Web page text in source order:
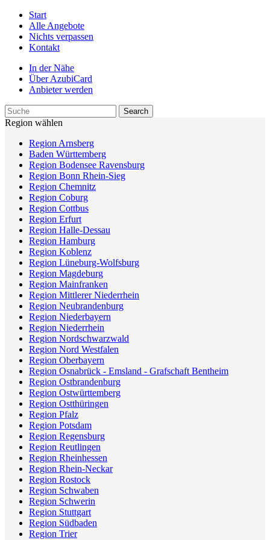
Start
Alle Angebote
Nichts verpassen
Kontakt
In der Nähe
Über AzubiCard
Anbieter werden
Region wählen
Region Arnsberg
Baden Württemberg
Region Bodensee Ravensburg
Region Bonn Rhein-Sieg
Region Chemnitz
Region Coburg
Region Cottbus
Region Erfurt
Region Halle-Dessau
Region Hamburg
Region Koblenz
Region Lüneburg-Wolfsburg
Region Magdeburg
Region Mainfranken
Region Mittlerer Niederrhein
Region Neubrandenburg
Region Niederbayern
Region Niederrhein
Region Nordschwarzwald
Region Nord Westfalen
Region Oberbayern
Region Osnabrück - Emsland - Grafschaft Bentheim
Region Ostbrandenburg
Region Ostwürttemberg
Region Ostthüringen
Region Pfalz
Region Potsdam
Region Regensburg
Region Reutlingen
Region Rheinhessen
Region Rhein-Neckar
Region Rostock
Region Schwaben
Region Schwerin
Region Stuttgart
Region Südbaden
Region Trier